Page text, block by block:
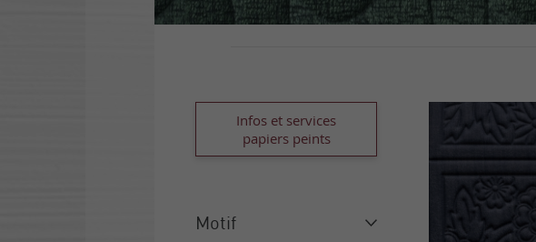
Infos et services
papiers peints
Motif